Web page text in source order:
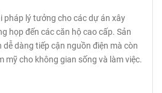
pháp lý tưởng cho các dự án xây
họp đến các căn hộ cao cấp. Sản
dàng tiếp cận nguồn điện mà còn
mỹ cho không gian sống và làm việc.